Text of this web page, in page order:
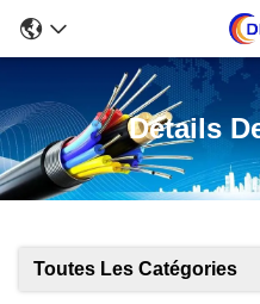
Détails
Toutes Les Catégories